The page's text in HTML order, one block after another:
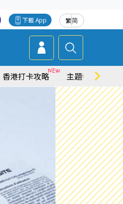
繁简
下載 App
香港打卡攻略 主題特集